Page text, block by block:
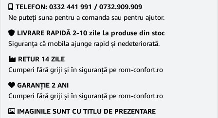
TELEFON: 0332 441 991 / 0732.909.909
Ne puteţi suna pentru a comanda sau pentru ajutor.
LIVRARE RAPIDĂ 2-10 zile la produse din stoc
Siguranţa că mobila ajunge rapid şi nedeteriorată.
RETUR 14 ZILE
Cumperi fără griji şi în siguranţă pe rom-confort.ro
GARANŢIE 2 ANI
Cumperi fără griji şi în siguranţă pe rom-confort.ro
IMAGINILE SUNT CU TITLU DE PREZENTARE